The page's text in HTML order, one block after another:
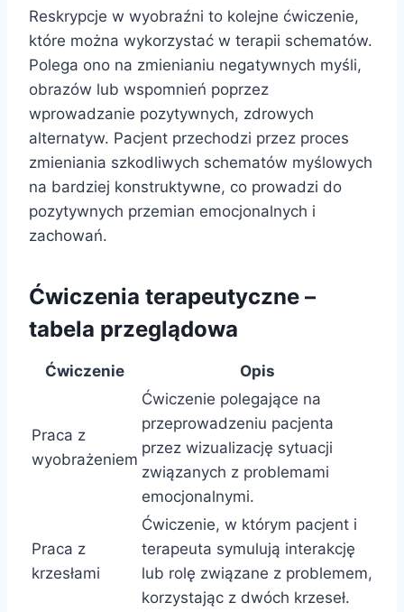
Reskrypcje w wyobraźni to kolejne ćwiczenie,
które można wykorzystać w terapii schematów.
Polega ono na zmienianiu negatywnych myśli,
obrazów lub wspomnień poprzez
wprowadzanie pozytywnych, zdrowych
alternatyw. Pacjent przechodzi przez proces
zmieniania szkodliwych schematów myślowych
na bardziej konstruktywne, co prowadzi do
pozytywnych przemian emocjonalnych i
zachowań.
Ćwiczenia terapeutyczne –
tabela przeglądowa
Ćwiczenie Opis
Praca z
wyobrażeniem
Ćwiczenie polegające na
przeprowadzeniu pacjenta
przez wizualizację sytuacji
związanych z problemami
emocjonalnymi.
Praca z
krzesłami
Ćwiczenie, w którym pacjent i
terapeuta symulują interakcję
lub rolę związane z problemem,
korzystając z dwóch krzeseł.